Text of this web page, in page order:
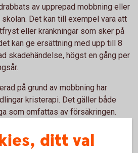
av upprepad mobbning eller
Det kan till exempel vara att
eller kränkningar som sker på
kan ge ersättning med upp till 8
skadehändelse, högst en gång per
på grund av mobbning har
kristerapi. Det gäller både
som omfattas av försäkringen.
och Tre
för hemförsäkringarna.
ditt val